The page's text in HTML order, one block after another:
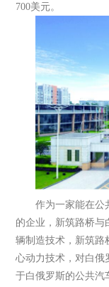
700美元。
作为一家能在公
的企业，新筑路桥与
辆制造技术，新筑路
心动力技术，对白俄
于白俄罗斯的公共汽